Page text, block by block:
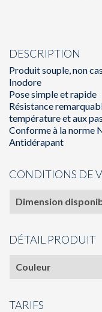
DESCRIPTION
Produit souple, non
Inodore
Pose simple et rapide
Résistance
température et aux
Conforme à la norme
Antidérapant
CONDITIONS DE
Dimension
DÉTAIL PRODUIT
Couleur
TARIFS